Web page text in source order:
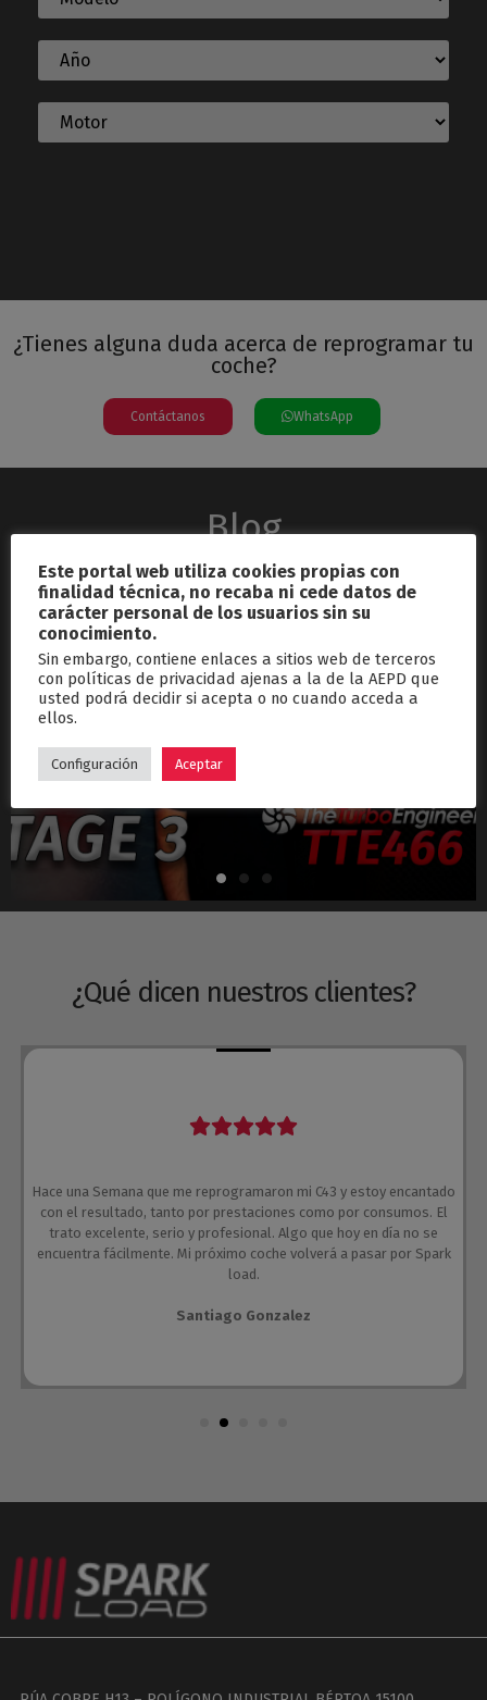
¿Tienes alguna duda acerca de reprogramar tu
coche?
Contáctanos WhatsApp
Blog
septiembre 26, 2024
Hyundai i30N Stage 3 – Turbo TTE466
¿Qué dicen nuestros clientes?
Hace una Semana que me reprogramaron mi C43 y estoy encantado
con el resultado, tanto por prestaciones como por consumos. El
trato excelente, serio y profesional. Algo que hoy en día no se
encuentra fácilmente. Mi próximo coche volverá a pasar por Spark
load.
Santiago Gonzalez
Este portal web utiliza cookies propias con
finalidad técnica, no recaba ni cede datos de
carácter personal de los usuarios sin su
conocimiento.
Sin embargo, contiene enlaces a sitios web de terceros
con políticas de privacidad ajenas a la de la AEPD que
usted podrá decidir si acepta o no cuando acceda a
ellos.
Configuración Aceptar